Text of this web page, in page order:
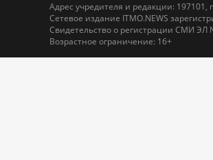
Адрес учредителя и редакции: 197101,
Сетевое издание ITMO.NEWS
Свидетельство о регистрации СМИ ЭЛ
Возрастное ограничение: 16+